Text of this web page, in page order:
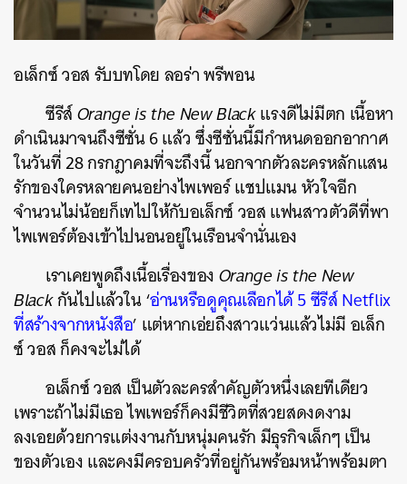
อเล็กซ์ วอส รับบทโดย ลอร่า พรีพอน
ซีรีส์Orange is the New Blackแรงดีไม่มีตก เนื้อหา
ดำเนินมาจนถึงซีซั่น 6 แล้ว ซึ่งซีซั่นนี้มีกำหนดออกอากาศ
ในวันที่ 28 กรกฎาคมที่จะถึงนี้ นอกจากตัวละครหลักแสน
รักของใครหลายคนอย่างไพเพอร์ แชปแมน หัวใจอีก
จำนวนไม่น้อยก็เทไปให้กับอเล็กซ์ วอส แฟนสาวตัวดีที่พา
ไพเพอร์ต้องเข้าไปนอนอยู่ในเรือนจำนั่นเอง
เราเคยพูดถึงเนื้อเรื่องของOrange is the New
Blackกันไปแล้วใน ‘อ่านหรือดูคุณเลือกได้ 5 ซีรีส์ Netflix
ที่สร้างจากหนังสือ’ แต่หากเอ่ยถึงสาวแว่นแล้วไม่มี อเล็ก
ซ์ วอส ก็คงจะไม่ได้
อเล็กซ์ วอส เป็นตัวละครสำคัญตัวหนึ่งเลยทีเดียว
เพราะถ้าไม่มีเธอ ไพเพอร์ก็คงมีชีวิตที่สวยสดงดงาม
ลงเอยด้วยการแต่งงานกับหนุ่มคนรัก มีธุรกิจเล็กๆ เป็น
ของตัวเอง และคงมีครอบครัวที่อยู่กันพร้อมหน้าพร้อมตา